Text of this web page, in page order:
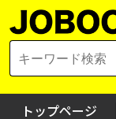
Skip
to
for:
トップページ